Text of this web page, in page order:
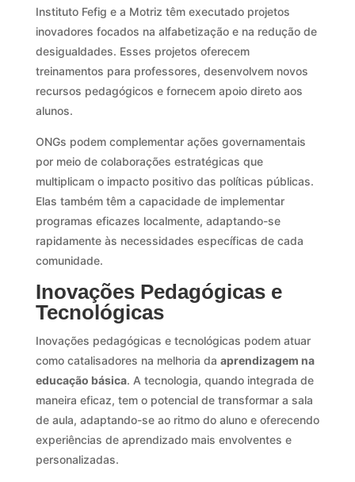
Instituto Fefig e a Motriz têm executado projetos
inovadores focados na alfabetização e na redução de
desigualdades. Esses projetos oferecem
treinamentos para professores, desenvolvem novos
recursos pedagógicos e fornecem apoio direto aos
alunos.
ONGs podem complementar ações governamentais
por meio de colaborações estratégicas que
multiplicam o impacto positivo das políticas públicas.
Elas também têm a capacidade de implementar
programas eficazes localmente, adaptando-se
rapidamente às necessidades específicas de cada
comunidade.
Inovações Pedagógicas e
Tecnológicas
Inovações pedagógicas e tecnológicas podem atuar
como catalisadores na melhoria da aprendizagem na
educação básica. A tecnologia, quando integrada de
maneira eficaz, tem o potencial de transformar a sala
de aula, adaptando-se ao ritmo do aluno e oferecendo
experiências de aprendizado mais envolventes e
personalizadas.